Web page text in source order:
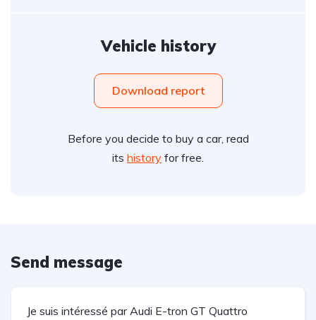
Vehicle history
Download report
Before you decide to buy a car, read
its history for free.
Send message